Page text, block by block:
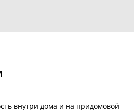
внутри дома и на придомовой